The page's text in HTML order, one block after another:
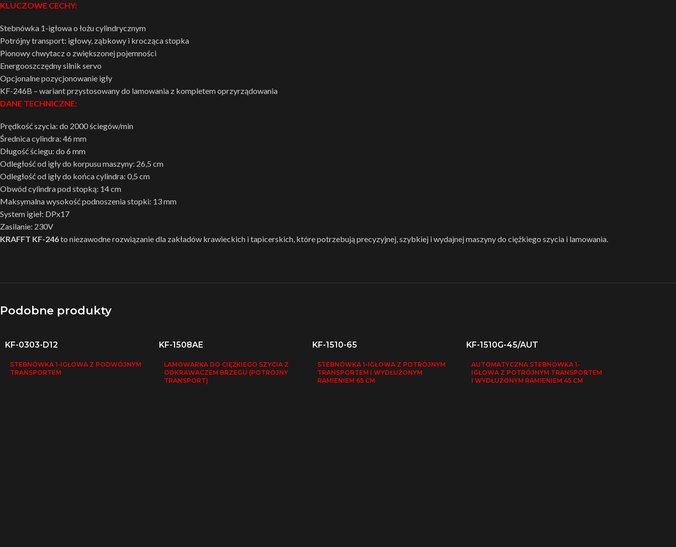
KLUCZOWE CECHY:
Stebnówka 1-igłowa o łożu cylindrycznym
Potrójny transport: igłowy, ząbkowy i krocząca stopka
Pionowy chwytacz o zwiększonej pojemności
Energooszczędny silnik servo
Opcjonalne pozycjonowanie igły
KF-246B – wariant przystosowany do lamowania z kompletem oprzyrządowania
DANE TECHNICZNE:
Prędkość szycia: do 2000 ściegów/min
Średnica cylindra: 46 mm
Długość ściegu: do 6 mm
Odległość od igły do korpusu maszyny: 26,5 cm
Odległość od igły do końca cylindra: 0,5 cm
Obwód cylindra pod stopką: 14 cm
Maksymalna wysokość podnoszenia stopki: 13 mm
System igieł: DPx17
Zasilanie: 230V
KRAFFT KF-246to niezawodne rozwiązanie dla zakładów krawieckich i tapicerskich, które potrzebują precyzyjnej, szybkiej i wydajnej maszyny do ciężkiego szycia i lamowania.
Podobne produkty
KF-0303-D12
STEBNÓWKA 1-IGŁOWA Z PODWÓJNYM
TRANSPORTEM
KF-1508AE
LAMOWARKA DO CIĘŻKIEGO SZYCIA Z
ODKRAWACZEM BRZEGU (POTRÓJNY
TRANSPORT)
KF-1510-65
STEBNÓWKA 1-IGŁOWA Z POTRÓJNYM
TRANSPORTEM I WYDŁUŻONYM
RAMIENIEM 65 CM
KF-1510G-45/AUT
AUTOMATYCZNA STEBNÓWKA 1-
IGŁOWA Z POTRÓJNYM TRANSPORTEM
I WYDŁUŻONYM RAMIENIEM 45 CM